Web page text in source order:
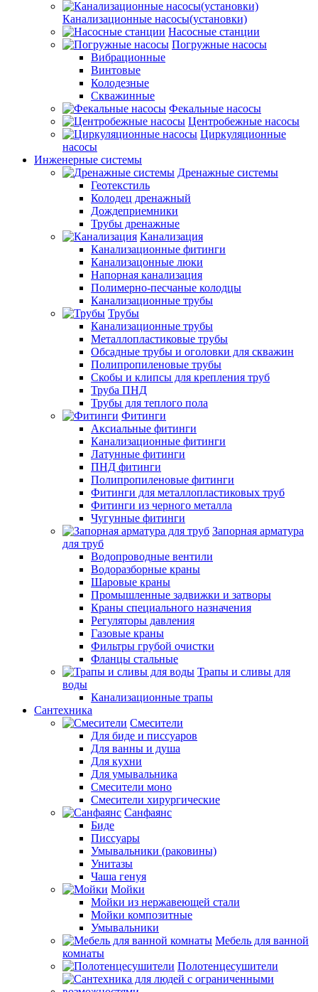
Канализационные насосы(установки)
Насосные станции
Погружные насосы
Вибрационные
Винтовые
Колодезные
Скважинные
Фекальные насосы
Центробежные насосы
Циркуляционные
насосы
Инженерные системы
Дренажные системы
Геотекстиль
Колодец дренажный
Дождеприемники
Трубы дренажные
Канализация
Канализационные фитинги
Канализацонные люки
Напорная канализация
Полимерно-песчаные колодцы
Канализационные трубы
Трубы
Канализационные трубы
Металлопластиковые трубы
Обсадные трубы и оголовки для скважин
Полипропиленовые трубы
Скобы и клипсы для крепления труб
Труба ПНД
Трубы для теплого пола
Фитинги
Аксиальные фитинги
Канализационные фитинги
Латунные фитинги
ПНД фитинги
Полипропиленовые фитинги
Фитинги для металлопластиковых труб
Фитинги из черного металла
Чугунные фитинги
Запорная арматура
для труб
Водопроводные вентили
Водоразборные краны
Шаровые краны
Промышленные задвижки и затворы
Краны специального назначения
Регуляторы давления
Газовые краны
Фильтры грубой очистки
Фланцы стальные
Трапы и сливы для
воды
Канализационные трапы
Сантехника
Смесители
Для биде и писсуаров
Для ванны и душа
Для кухни
Для умывальника
Смесители моно
Смесители хирургические
Санфаянс
Биде
Писсуары
Умывальники (раковины)
Унитазы
Чаша генуя
Мойки
Мойки из нержавеющей стали
Мойки композитные
Умывальники
Мебель для ванной
комнаты
Полотенцесушители